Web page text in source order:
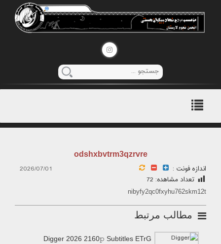
منوی
اصلی
odshxbvtrm3qzrvre
اندازه فونت :
2026/07/01
تعداد مشاهده: 72
nibyfy2qc0fxyhu762skm12t
مطالب مرتبط
Digger 2026 2160𝚙 Subtitles ETrG